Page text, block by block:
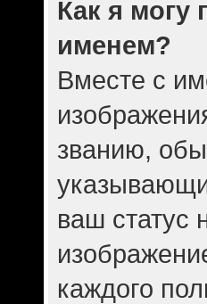
Как я могу
именем?
Вместе с
званию,
ваш статус
каждого